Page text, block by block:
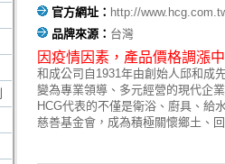
官方網址： http://
品牌來源： 台灣
因疫情因素， 產品價格調漲
和成公司自1931年由創始人邱和成
變為專業領導、多元經營的現代企
HCG代表的不僅是衛浴、廚具、給
慈善基金會，成為積極關懷鄉土、